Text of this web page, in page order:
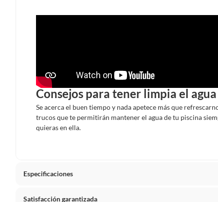
Consejos para tener limpia el
Se acerca el buen tiempo y nada apetece más que
trucos que te permitirán mantener el agua de tu piscina
quieras en ella.
Especificaciones
Satisfacción garantizada